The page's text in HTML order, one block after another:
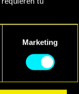
y podrás
Marketing